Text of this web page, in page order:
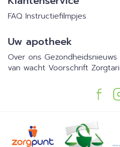
FAQ Instructiefilmpjes
Uw apotheek
Over ons Gezondheidsnieuws
van wacht Voorschrift